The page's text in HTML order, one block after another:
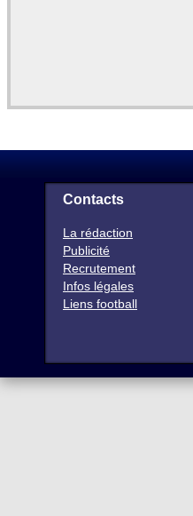
Contacts
La rédaction
Publicité
Recrutement
Infos légales
Liens football